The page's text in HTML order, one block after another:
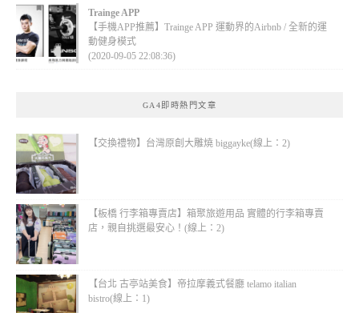
Trainge APP
【手機APP推薦】Trainge APP 運動界的Airbnb / 全新的運
動健身模式
(2020-09-05 22:08:36)
GA4即時熱門文章
【交換禮物】台灣原創大雕燒 biggayke(線上：2)
【板橋 行李箱專賣店】箱聚旅遊用品 實體的行李箱專賣
店，親自挑選最安心！(線上：2)
【台北 古亭站美食】帝拉摩義式餐廳 telamo italian
bistro(線上：1)